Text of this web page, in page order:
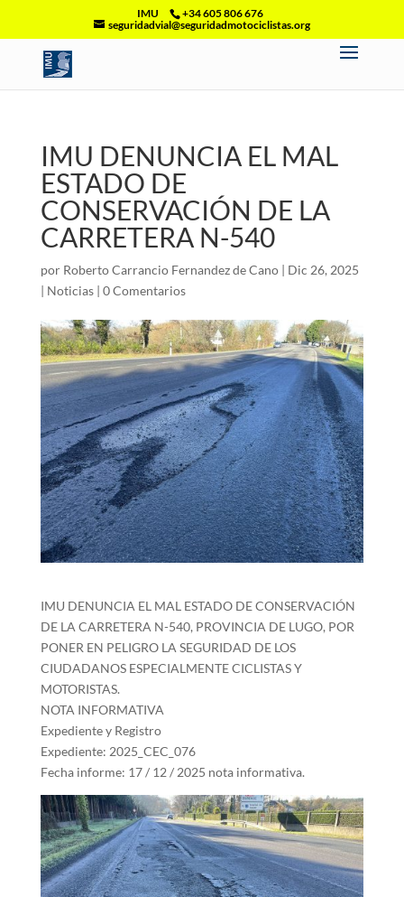
IMU
+34 605 806 676
seguridadvial@seguridadmotociclistas.org
IMU DENUNCIA EL MAL
ESTADO DE
CONSERVACIÓN DE LA
CARRETERA N-540
por Roberto Carrancio Fernandez de Cano| Dic 26, 2025
| Noticias| 0 Comentarios
IMU DENUNCIA EL MAL ESTADO DE CONSERVACIÓN
DE LA CARRETERA N-540, PROVINCIA DE LUGO, POR
PONER EN PELIGRO LA SEGURIDAD DE LOS
CIUDADANOS ESPECIALMENTE CICLISTAS Y
MOTORISTAS.
NOTA INFORMATIVA
Expediente y Registro
Expediente: 2025_CEC_076
Fecha informe: 17 / 12 / 2025 nota informativa.